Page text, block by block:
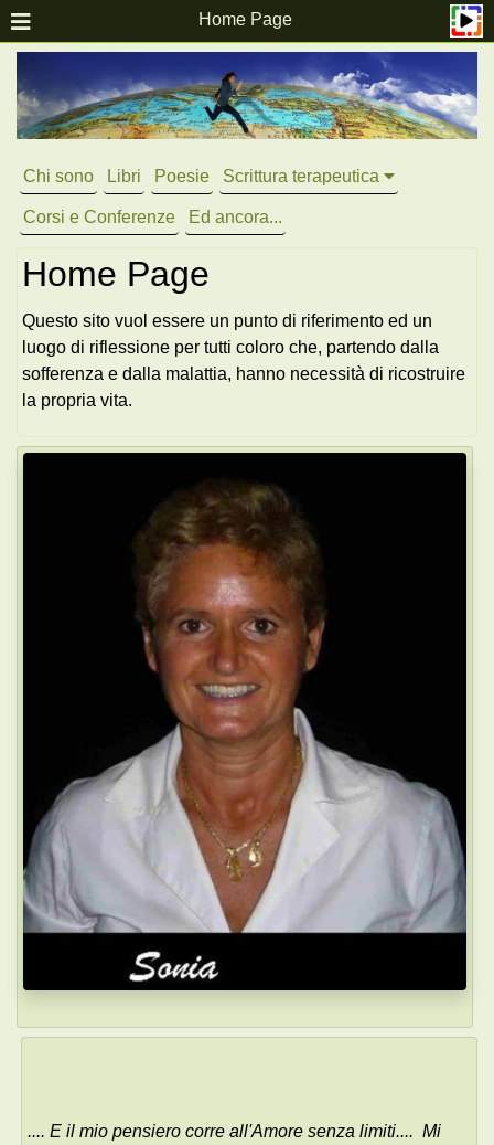
Home Page
Chi sono Libri Poesie Scrittura terapeutica
Corsi e Conferenze Ed ancora...
Home Page
Questo sito vuol essere un punto di riferimento ed un
luogo di riflessione per tutti coloro che, partendo dalla
sofferenza e dalla malattia, hanno necessità di ricostruire
la propria vita.
.... E il mio pensiero corre all'Amore senza limiti.... Mi